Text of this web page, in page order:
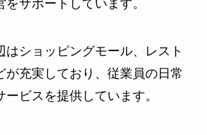
サポートしています。
はショッピングモール、レスト
が充実しており、従業員の日常
ビスを提供しています。